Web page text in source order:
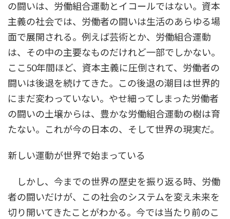
の闘いは、労働組合運動とイコールではない。資本
主義の社会では、労働者の闘いは生活のあらゆる場
面で展開される。例えば芸術とか、労働組合運動
は、その中の主要なものだけれど一部でしかない。
ここ50年間ほど、資本主義に圧倒されて、労働者の
闘いは後退を続けてきた。この後退の潮目は世界的
にまだ変わっていない。やせ細ってしまった労働者
の闘いの土壌からは、豊かな労働組合運動の樹は育
たない。これが今の日本の、そして世界の現実だ。
新しい運動が世界で始まっている
しかし、今までの世界の歴史を振り返る時、労働
者の闘いだけが、この社会のシステムを変え未来を
切り開いてきたことがわかる。今では当たり前のこ